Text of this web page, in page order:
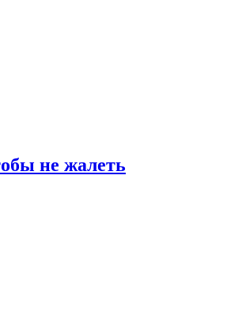
не жалеть